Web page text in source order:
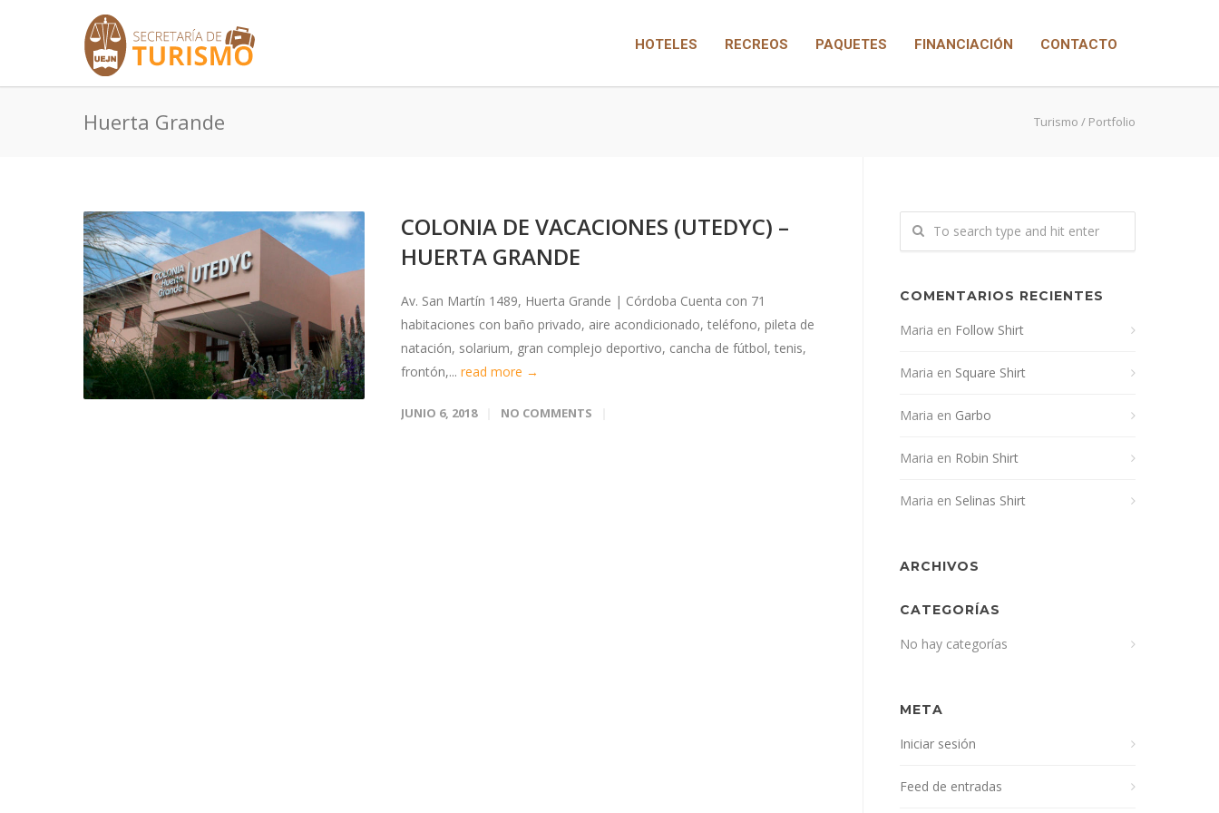
HOTELES RECREOS PAQUETES FINANCIACIÓN CONTACTO
Huerta Grande Turismo / Portfolio
COLONIA DE VACACIONES (UTEDYC) –
HUERTA GRANDE
Av. San Martín 1489, Huerta Grande | Córdoba Cuenta con 71
habitaciones con baño privado, aire acondicionado, teléfono, pileta de
natación, solarium, gran complejo deportivo, cancha de fútbol, tenis,
frontón,... read more →
JUNIO 6, 2018 NO COMMENTS
COMENTARIOS RECIENTES
Maria en Follow Shirt
Maria en Square Shirt
Maria en Garbo
Maria en Robin Shirt
Maria en Selinas Shirt
ARCHIVOS
CATEGORÍAS
No hay categorías
META
Iniciar sesión
Feed de entradas